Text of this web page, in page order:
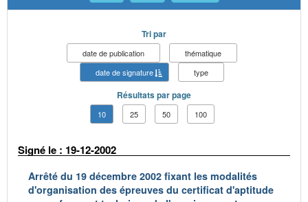
Tri par
date de publication
thématique
date de signature
type
Résultats par page
10 25 50 100
Signé le : 19-12-2002
Arrêté du 19 décembre 2002 fixant les modalités
d'organisation des épreuves du certificat d'aptitude